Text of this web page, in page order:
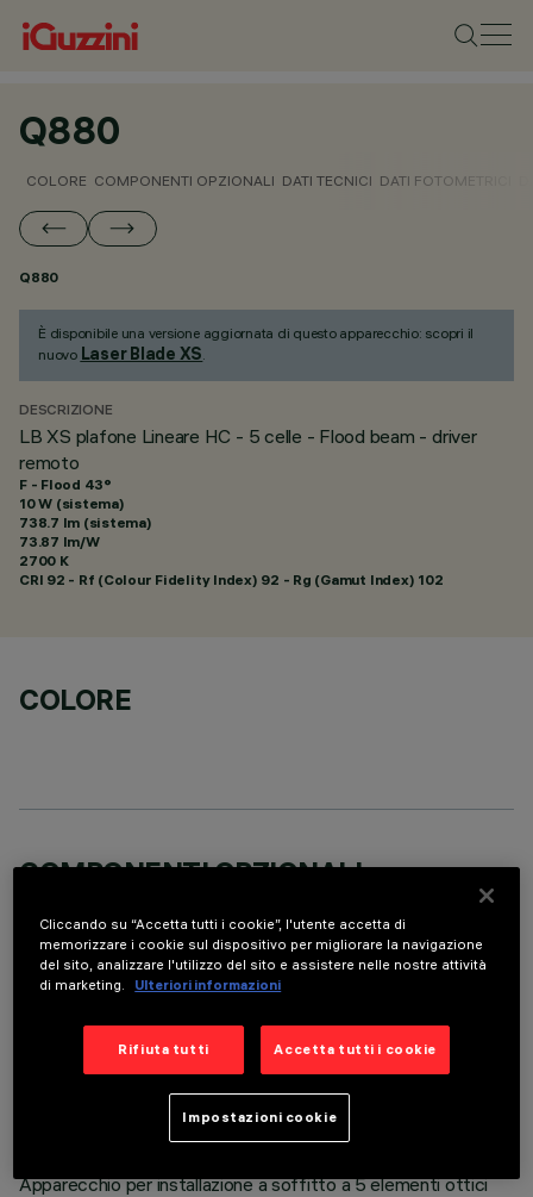
Q880
COLORE COMPONENTI OPZIONALI DATI TECNICI DATI FOTOMETRICI
Q880
È disponibile una versione aggiornata di questo apparecchio: scopri il
nuovo Laser Blade XS.
DESCRIZIONE
LB XS plafone Lineare HC - 5 celle - Flood beam - driver
remoto
F - Flood 43°
10 W (sistema)
738.7 lm (sistema)
73.87 lm/W
2700 K
CRI 92 - Rf (Colour Fidelity Index) 92 - Rg (Gamut Index) 102
COLORE
COMPONENTI OPZIONALI
DATI TECNICI
ULTIMO AGGIORNAMENTO: 05/08/2026
Apparecchio per installazione a soffitto a 5 elementi ottici
Cliccando su “Accetta tutti i cookie”, l'utente accetta di
memorizzare i cookie sul dispositivo per migliorare la navigazione
del sito, analizzare l'utilizzo del sito e assistere nelle nostre attività
di marketing.
Ulteriori informazioni
Rifiuta tutti Accetta tutti i cookie
Impostazioni cookie